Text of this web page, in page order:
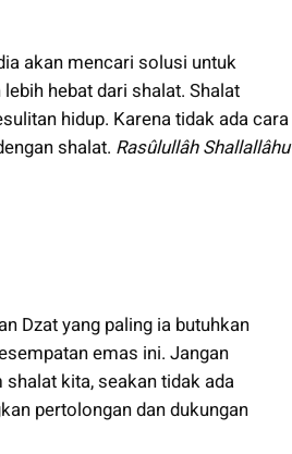
akan mencari solusi untuk
hebat dari shalat. Shalat
hidup. Karena tidak ada cara
shalat. Rasûlullâh Shallallâhu
Dzat yang paling ia butuhkan
emas ini. Jangan
kita, seakan tidak ada
pertolongan dan dukungan